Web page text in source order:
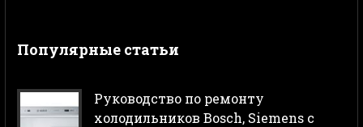
Популярные статьи
Руководство по ремонту
холодильников Bosch, Siemens с